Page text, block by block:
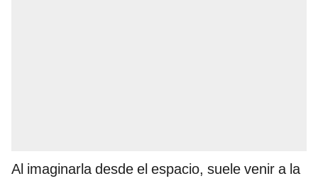
Al imaginarla desde el espacio, suele venir a la